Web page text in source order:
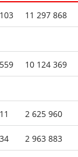
11 297 868
10 124 369
2 625 960
2 963 883